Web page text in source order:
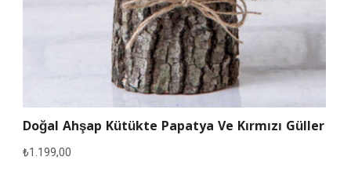
Doğal Ahşap Kütükte Papatya Ve Kırmızı Güller
₺1.199,00